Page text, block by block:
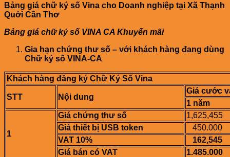
Bảng giá chữ ký số Vina cho Doanh nghiệp tại Xã Thạnh
Quới Cần Thơ
Bảng giá chữ ký số VINA CA Khuyến mãi
Gia hạn chứng thư số – với khách hàng đang dùng
Chữ ký số VINA-CA
Khách hàng đăng ký Chữ Ký Số Vina
STT Nội dung
Giá cước
1 năm
1
Giá chứng thư số
1,625,455
Giá thiết bị USB token
450.000
VAT 10%
162,545
Giá bán có VAT
1.485.000